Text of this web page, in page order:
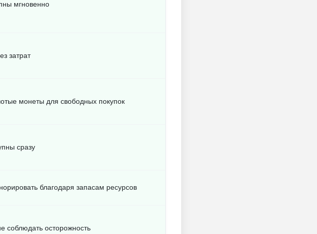
мгновенно
затрат
монеты для свободных покупок
сразу
благодаря запасам ресурсов
соблюдать осторожность